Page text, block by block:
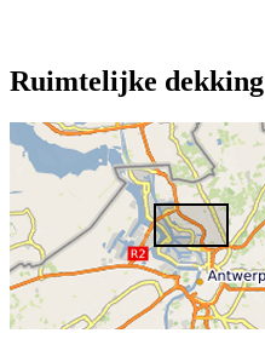
Ruimtelijke dekking